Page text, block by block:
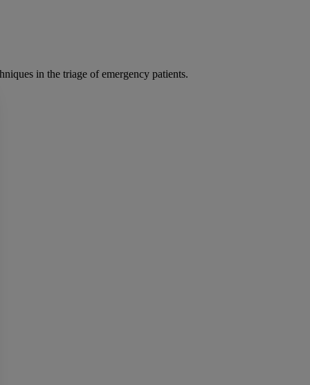
in the triage of emergency patients.